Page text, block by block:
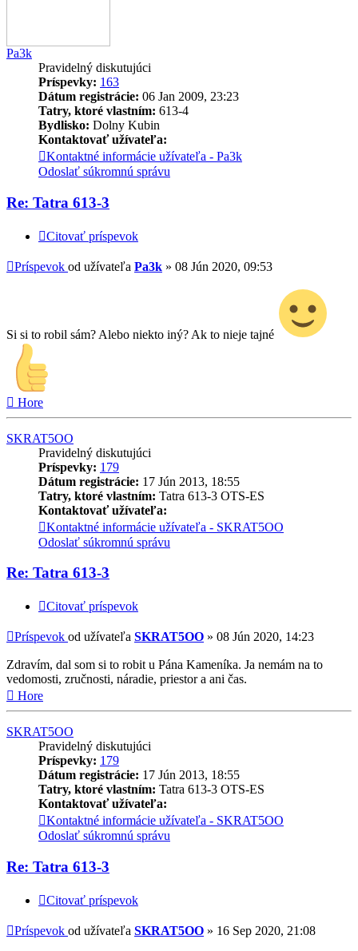
Pa3k
Pravidelný diskutujúci
Príspevky: 163
Dátum registrácie: 06 Jan 2009, 23:23
Tatry, ktoré vlastním: 613-4
Bydlisko: Dolny Kubin
Kontaktovať užívateľa:
Kontaktné informácie užívateľa - Pa3k
Odoslať súkromnú správu
Re: Tatra 613-3
Citovať príspevok
Príspevok od užívateľa Pa3k » 08 Jún 2020, 09:53
Si si to robil sám? Alebo niekto iný? Ak to nieje tajné
Hore
SKRAT5OO
Pravidelný diskutujúci
Príspevky: 179
Dátum registrácie: 17 Jún 2013, 18:55
Tatry, ktoré vlastním: Tatra 613-3 OTS-ES
Kontaktovať užívateľa:
Kontaktné informácie užívateľa - SKRAT5OO
Odoslať súkromnú správu
Re: Tatra 613-3
Citovať príspevok
Príspevok od užívateľa SKRAT5OO » 08 Jún 2020, 14:23
Zdravím, dal som si to robit u Pána Kameníka. Ja nemám na to
vedomosti, zručnosti, náradie, priestor a ani čas.
Hore
SKRAT5OO
Pravidelný diskutujúci
Príspevky: 179
Dátum registrácie: 17 Jún 2013, 18:55
Tatry, ktoré vlastním: Tatra 613-3 OTS-ES
Kontaktovať užívateľa:
Kontaktné informácie užívateľa - SKRAT5OO
Odoslať súkromnú správu
Re: Tatra 613-3
Citovať príspevok
Príspevok od užívateľa SKRAT5OO » 16 Sep 2020, 21:08